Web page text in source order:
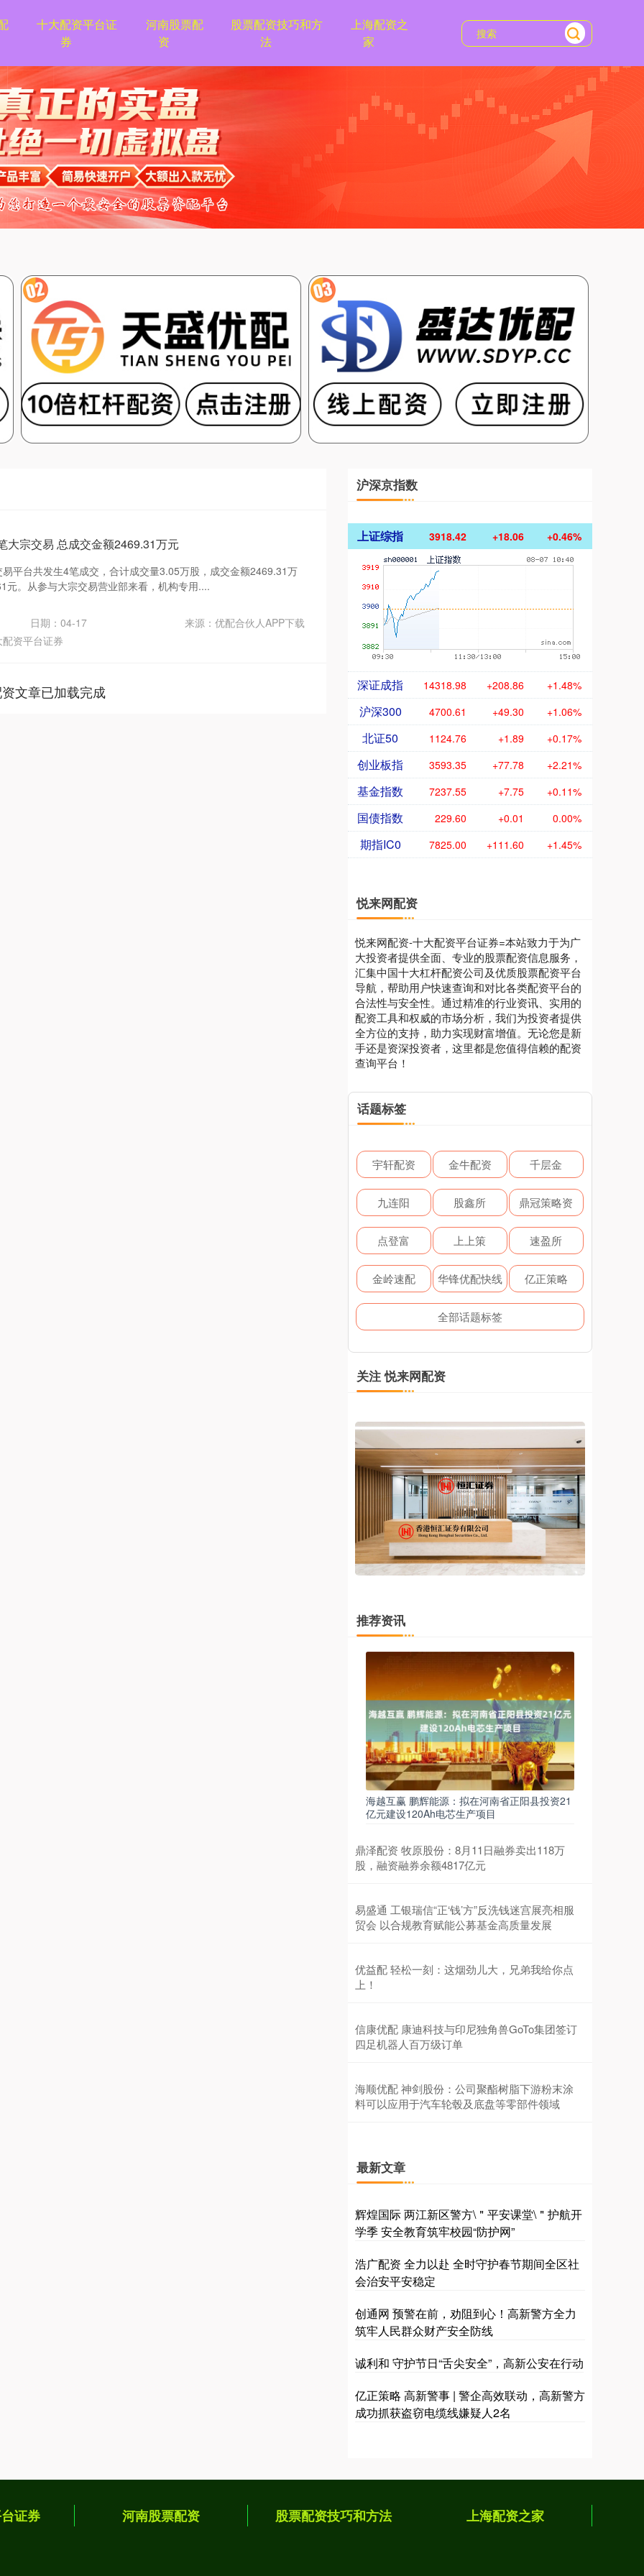
十大配资平台证
券
河南股票配
资
股票配资技巧和方
法
上海配资之
家
大宗交易 总成交金额2469.31万元
平台共发生4笔成交，合计成交量3.05万股，成交金额2469.31万
元。从参与大宗交易营业部来看，机构专用....
日期：04-17
来源：优配合伙人APP下载
配资平台证券
文章已加载完成
沪深京指数
上证综指 3918.42 +18.06 +0.46%
深证成指 14318.98 +208.86 +1.48%
沪深300 4700.61 +49.30 +1.06%
北证50 1124.76 +1.89 +0.17%
创业板指 3593.35 +77.78 +2.21%
基金指数 7237.55 +7.75 +0.11%
国债指数 229.60 +0.01 0.00%
期指IC0 7825.00 +111.60 +1.45%
悦来网配资
悦来网配资-十大配资平台证券=本站致力于为广
大投资者提供全面、专业的股票配资信息服务，
汇集中国十大杠杆配资公司及优质股票配资平台
导航，帮助用户快速查询和对比各类配资平台的
合法性与安全性。通过精准的行业资讯、实用的
配资工具和权威的市场分析，我们为投资者提供
全方位的支持，助力实现财富增值。无论您是新
手还是资深投资者，这里都是您值得信赖的配资
查询平台！
话题标签
宇轩配资 金牛配资 千层金
九连阳 股鑫所 鼎冠策略资
点登富 上上策 速盈所
金岭速配 华锋优配快线 亿正策略
全部话题标签
关注 悦来网配资
推荐资讯
海越互赢 鹏辉能源：拟在河南省正阳县投资21
亿元建设120Ah电芯生产项目
鼎泽配资 牧原股份：8月11日融券卖出118万
股，融资融券余额4817亿元
易盛通 工银瑞信“正‘钱’方”反洗钱迷宫展亮相服
贸会 以合规教育赋能公募基金高质量发展
优益配 轻松一刻：这烟劲儿大，兄弟我给你点
上！
信康优配 康迪科技与印尼独角兽GoTo集团签订
四足机器人百万级订单
海顺优配 神剑股份：公司聚酯树脂下游粉末涂
料可以应用于汽车轮毂及底盘等零部件领域
最新文章
辉煌国际 两江新区警方\＂平安课堂\＂护航开
学季 安全教育筑牢校园“防护网”
浩广配资 全力以赴 全时守护春节期间全区社
会治安平安稳定
创通网 预警在前，劝阻到心！高新警方全力
筑牢人民群众财产安全防线
诚利和 守护节日“舌尖安全”，高新公安在行动
亿正策略 高新警事 | 警企高效联动，高新警方
成功抓获盗窃电缆线嫌疑人2名
证券 河南股票配资 股票配资技巧和方法 上海配资之家